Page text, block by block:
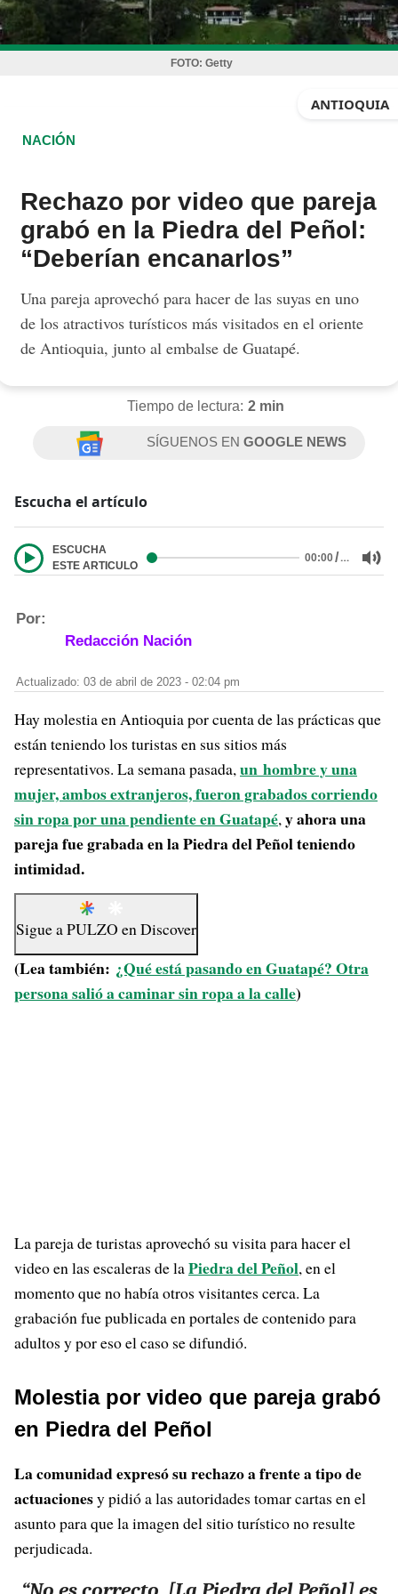
FOTO: Getty
ANTIOQUIA
NACIÓN
Rechazo por video que pareja
grabó en la Piedra del Peñol:
“Deberían encanarlos”
Una pareja aprovechó para hacer de las suyas en uno
de los atractivos turísticos más visitados en el oriente
de Antioquia, junto al embalse de Guatapé.
Tiempo de lectura: 2 min
SÍGUENOS ENGOOGLE NEWS
Escucha el artículo
ESCUCHA
ESTE ARTICULO
00:00/…
Por:
Redacción Nación
Actualizado: 03 de abril de 2023 - 02:04 pm
Hay molestia en Antioquia por cuenta de las prácticas que
están teniendo los turistas en sus sitios más
representativos. La semana pasada,un hombre y una
mujer, ambos extranjeros, fueron grabados corriendo
sin ropa por una pendiente en Guatapé,y ahora una
pareja fue grabada en la Piedra del Peñol teniendo
intimidad.
Sigue aPULZO enDiscover
(Lea también: ¿Qué está pasando en Guatapé? Otra
persona salió a caminar sin ropa a la calle)
La pareja de turistas aprovechó su visita para hacer el
video en las escaleras de laPiedra del Peñol, en el
momento que no había otros visitantes cerca. La
grabación fue publicada en portales de contenido para
adultos y por eso el caso se difundió.
Molestia por video que pareja grabó
en Piedra del Peñol
La comunidad expresó su rechazo a frente a tipo de
actuacionesy pidió a las autoridades tomar cartas en el
asunto para que la imagen del sitio turístico no resulte
perjudicada.